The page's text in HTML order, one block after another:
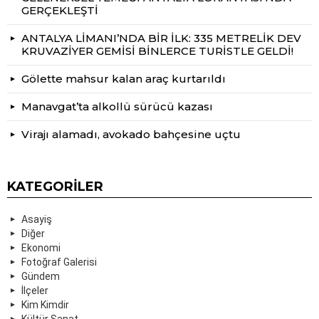
GERÇEKLEŞTİ
ANTALYA LİMANI’NDA BİR İLK: 335 METRELİK DEV
KRUVAZİYER GEMİSİ BİNLERCE TURİSTLE GELDİ!
Gölette mahsur kalan araç kurtarıldı
Manavgat’ta alkollü sürücü kazası
Virajı alamadı, avokado bahçesine uçtu
KATEGORILER
Asayiş
Diğer
Ekonomi
Fotoğraf Galerisi
Gündem
İlçeler
Kim Kimdir